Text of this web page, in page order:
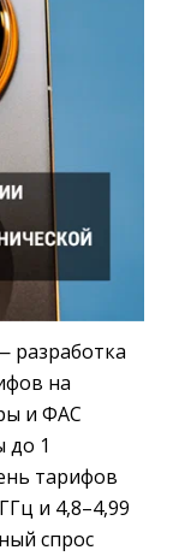
разработка
на
и ФАС
до 1
тарифов
и 4,8–4,99
спрос